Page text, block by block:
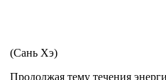
(Сань Хэ)
Продолжая тему течения